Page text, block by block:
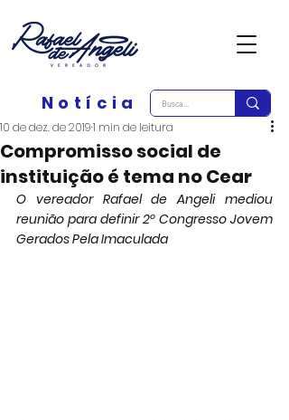
Notícia
Compromisso social de
instituição é tema no Cear
10 de dez. de 20191 min de leitura
O vereador Rafael de Angeli mediou
reunião para definir 2º Congresso Jovem
Gerados Pela Imaculada